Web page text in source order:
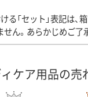
る「セット」表記は
ん。あらかじめご了
ケア用品の売